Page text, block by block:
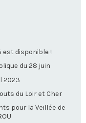
est disponible !
du 28 juin
2023
du Loir et Cher
pour la Veillée de